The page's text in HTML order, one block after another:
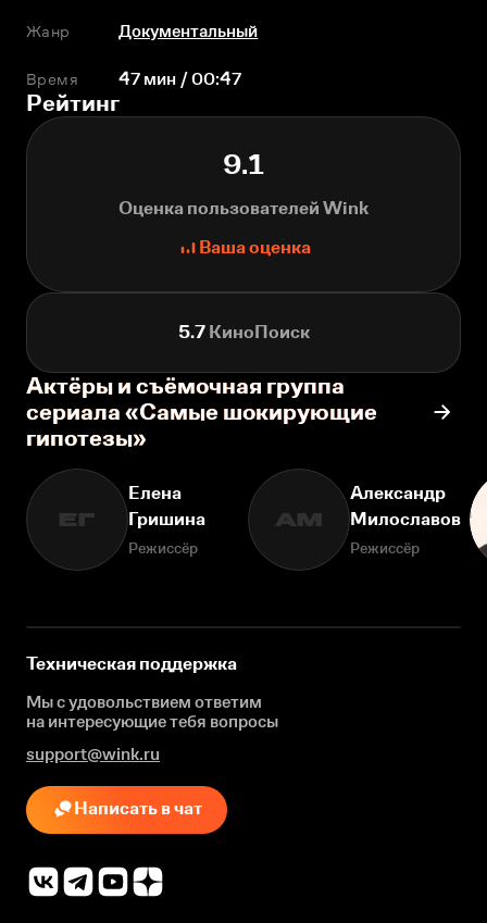
Жанр Документальный
Время 47 мин / 00:47
Рейтинг
9.1
Оценка пользователей Wink
Ваша оценка
5.7КиноПоиск
Актёры и съёмочная группа
сериала «Самые шокирующие
гипотезы»
ЕГ
Елена
Гришина
Режиссёр
АМ
Александр
Милославов
Режиссёр
Техническая поддержка
Мы с удовольствием ответим
на интересующиетебя вопросы
support@wink.ru
Написать в чат